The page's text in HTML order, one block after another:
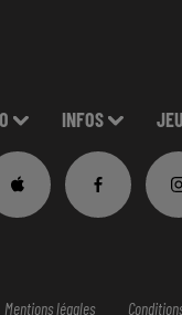
INFOS
Mentions légales